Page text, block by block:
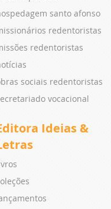
santo afonso
redentoristas
redentoristas
sociais redentoristas
vocacional
Ideias &